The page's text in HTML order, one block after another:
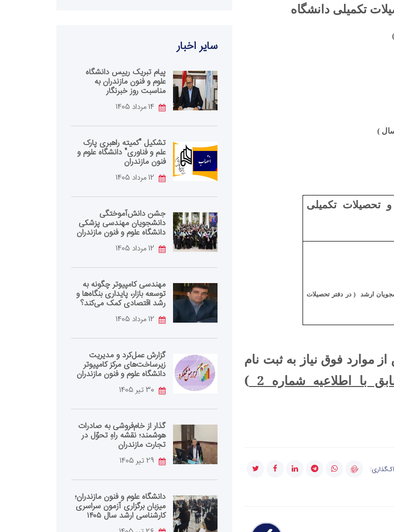
تکمیلی دانشگاه
تکمیلی
( در دفتر تحصیلات
موارد فوق نیاز به ثبت نام
با اطلاعیه شماره 2
)
سایر اخبار
پیام تبریک رییس دانشگاه
علوم و فنون مازندران به
مناسبت روز خبرنگار
تشکیل "کمیته راهبری پارک
علم و فناوری" دانشگاه علوم و
فنون مازندران
جشن دانش‌آموختگی
دانشجویان مهندسی پزشکی
دانشگاه علوم و فنون مازندران
مهندسی کامپیوتر چگونه به
توسعه بازار، پایداری بنگاه‌ها و
رشد اقتصادی کمک می‌کند؟
گزارش عمل‌کرد و مدیریت
زیرساخت‌های مرکز کامپیوتر
دانشگاه علوم و فنون مازندران
گذار از خام‌فروشی به صادرات
هوشمند؛ نقشه راهِ تحوّل در
تجارت مازندران
دانشگاه علوم و فنون مازندران؛
میزبان برگزاری آزمون سراسری
کارشناسی‌ ارشد سال ۱۴۰۵